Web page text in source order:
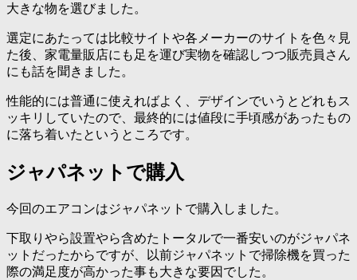
大きな物を選びました。
選定にあたっては比較サイトや各メーカーのサイトを色々見
た後、家電量販店にも足を運び実物を確認しつつ販売員さん
にも話を聞きました。
性能的には普通に使えればよく、デザインでいうとどれもス
ッキリしていたので、最終的には値段に手頃感があったもの
に落ち着いたというところです。
ジャパネットで購入
今回のエアコンはジャパネットで購入しました。
下取りやら設置やら含めたトータルで一番安いのがジャパネ
ットだったからですが、以前ジャパネットで掃除機を買った
際の満足度が高かった事も大きな要因でした。